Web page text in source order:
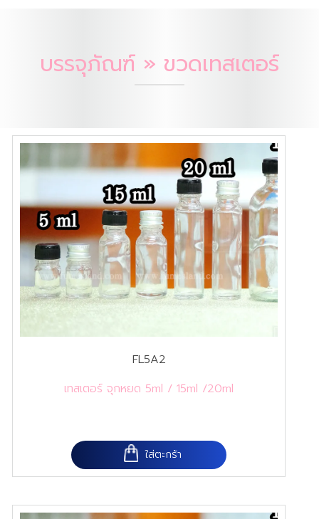
บรรจุภัณฑ์ » ขวดเทสเตอร์
FL5A2
เทสเตอร์ จุกหยด 5ml / 15ml /20ml
ใส่ตะกร้า